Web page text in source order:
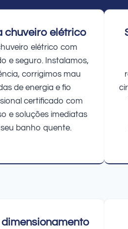
chuveiro elétrico
elétrico com
e seguro. Instalamos,
corrigimos mau
de energia e fio
certificado com
e soluções imediatas
banho quente.